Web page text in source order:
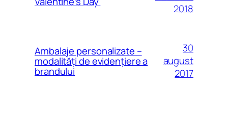
2018
Ambalaje personalizate –
modalităţi de evidenţiere a
brandului
30
august
2017